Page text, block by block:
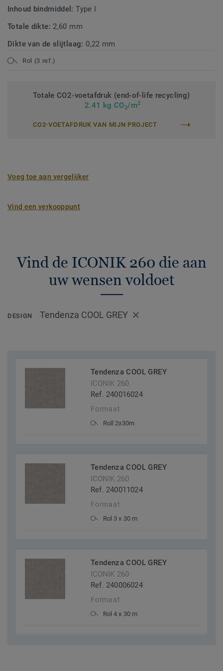
Inhoud bindmiddel:Type I
Totale dikte: 2,60 mm
Dikte van de slijtlaag: 0,22 mm
Rol (3 ref.)
Totale CO2-voetafdruk (end-of-life recycling)
2.41 kg CO2/m2
CO2-VOETAFDRUK VAN MIJN PROJECT
Voeg toe aan vergelijker
Vind een verkooppunt
Vind de ICONIK 260 die aan
uw wensen voldoet
DESIGN Tendenza COOL GREY
Tendenza COOL GREY
ICONIK 260
Ref. 240016024
Formaat
Roll 2x30m
Tendenza COOL GREY
ICONIK 260
Ref. 240011024
Formaat
Rol 3 x 30 m
Tendenza COOL GREY
ICONIK 260
Ref. 240006024
Formaat
Rol 4 x 30 m